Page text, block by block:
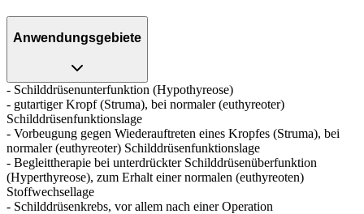
Anwendungsgebiete
- Schilddrüsenunterfunktion (Hypothyreose)
- gutartiger Kropf (Struma), bei normaler (euthyreoter)
Schilddrüsenfunktionslage
- Vorbeugung gegen Wiederauftreten eines Kropfes (Struma), bei
normaler (euthyreoter) Schilddrüsenfunktionslage
- Begleittherapie bei unterdrückter Schilddrüsenüberfunktion
(Hyperthyreose), zum Erhalt einer normalen (euthyreoten)
Stoffwechsellage
- Schilddrüsenkrebs, vor allem nach einer Operation